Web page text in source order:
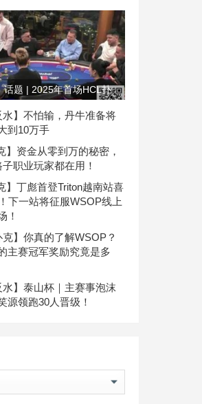
话题 | 2025年首场HCL扑
的疯狂故事仍在延续
水】不怕输，丹牛准备将
到10万手
】资金从零到万的秘密，
职业玩家都在用！
】丁彪首登Triton越南站喜
下一站将征服WSOP线上
！
克】你真的了解WSOP？
主赛冠军奖励究竟是多
水】泰山杯｜主赛事泡沫
源领跑30人晋级！